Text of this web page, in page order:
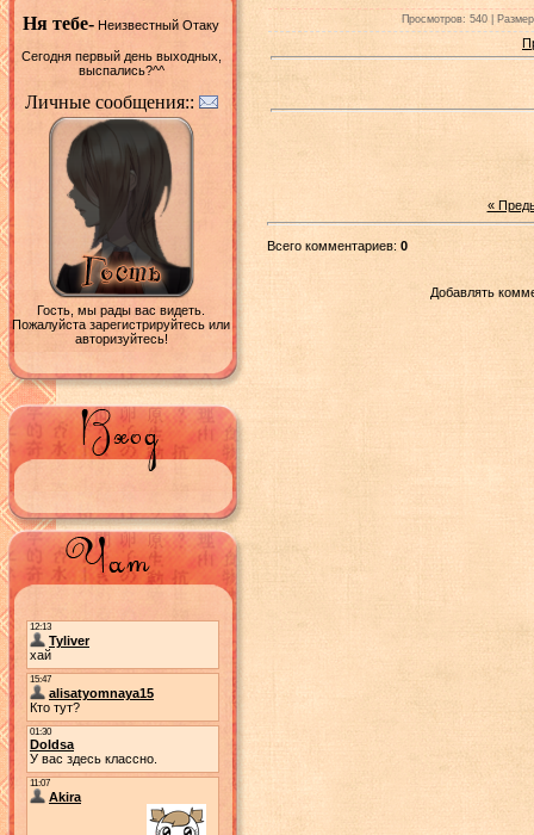
Ня тебе- Неизвестный Отаку
Сегодня первый день выходных,
выспались?^^
Личные сообщения::
Гость, мы рады вас видеть.
Пожалуйста зарегистрируйтесь или
авторизуйтесь!
Просмотров: 540 |
«
Всего комментариев: 0
Добавлять